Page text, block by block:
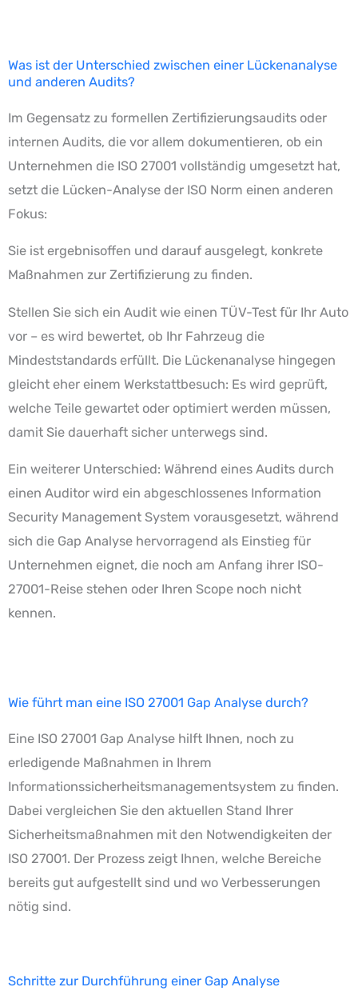
Was ist der Unterschied zwischen einer Lückenanalyse
und anderen Audits?
Im Gegensatz zu formellen Zertifizierungsaudits oder
internen Audits, die vor allem dokumentieren, ob ein
Unternehmen die ISO 27001 vollständig umgesetzt hat,
setzt die Lücken-Analyse der ISO Norm einen anderen
Fokus:
Sie ist ergebnisoffen und darauf ausgelegt, konkrete
Maßnahmen zur Zertifizierung zu finden.
Stellen Sie sich ein Audit wie einen TÜV-Test für Ihr Auto
vor – es wird bewertet, ob Ihr Fahrzeug die
Mindeststandards erfüllt. Die Lückenanalyse hingegen
gleicht eher einem Werkstattbesuch: Es wird geprüft,
welche Teile gewartet oder optimiert werden müssen,
damit Sie dauerhaft sicher unterwegs sind.
Ein weiterer Unterschied: Während eines Audits durch
einen Auditor wird ein abgeschlossenes Information
Security Management System vorausgesetzt, während
sich die Gap Analyse hervorragend als Einstieg für
Unternehmen eignet, die noch am Anfang ihrer ISO-
27001-Reise stehen oder Ihren Scope noch nicht
kennen.
Wie führt man eine ISO 27001 Gap Analyse durch?
Eine ISO 27001 Gap Analyse hilft Ihnen, noch zu
erledigende Maßnahmen in Ihrem
Informationssicherheitsmanagementsystem zu finden.
Dabei vergleichen Sie den aktuellen Stand Ihrer
Sicherheitsmaßnahmen mit den Notwendigkeiten der
ISO 27001. Der Prozess zeigt Ihnen, welche Bereiche
bereits gut aufgestellt sind und wo Verbesserungen
nötig sind.
Schritte zur Durchführung einer Gap Analyse